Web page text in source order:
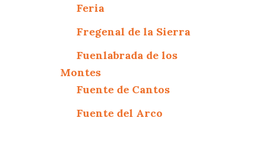
Feria
Fregenal de la Sierra
Fuenlabrada de los
Montes
Fuente de Cantos
Fuente del Arco